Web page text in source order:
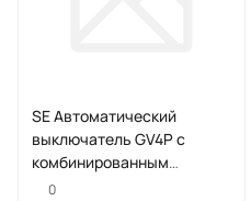
SE Автоматический
выключатель GV4P с
комбинированным
расцепителем 7A 50kA
0